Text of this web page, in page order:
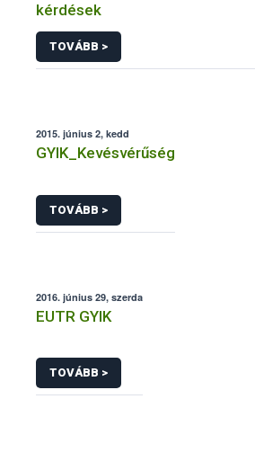
kérdések
TOVÁBB >
2015. június 2, kedd
GYIK_Kevésvérűség
TOVÁBB >
2016. június 29, szerda
EUTR GYIK
TOVÁBB >